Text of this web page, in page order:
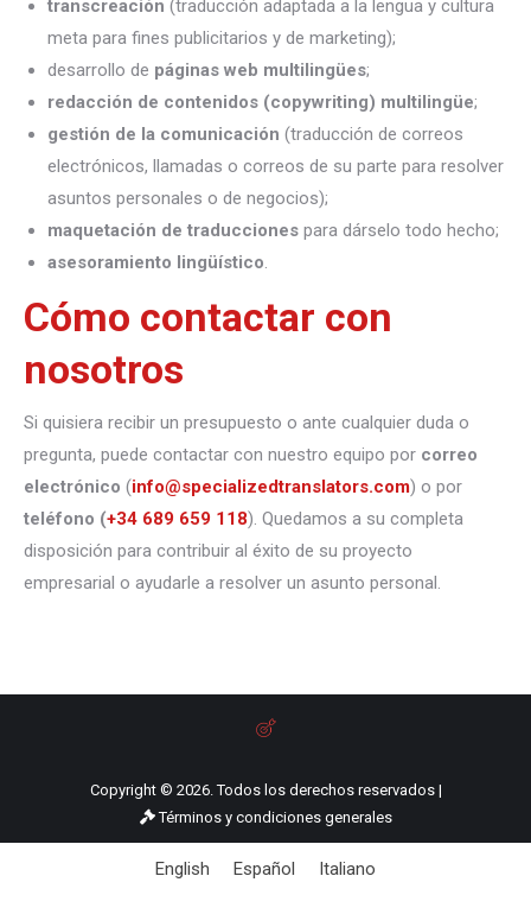
transcreación (traducción adaptada a la lengua y cultura
meta para fines publicitarios y de marketing);
desarrollo de páginas web multilingües;
redacción de contenidos (copywriting) multilingüe;
gestión de la comunicación (traducción de correos
electrónicos, llamadas o correos de su parte para resolver
asuntos personales o de negocios);
maquetación de traducciones para dárselo todo hecho;
asesoramiento lingüístico.
Cómo contactar con
nosotros
Si quisiera recibir un presupuesto o ante cualquier duda o
pregunta, puede contactar con nuestro equipo por correo
electrónico (info@specializedtranslators.com) o por
teléfono (+34 689 659 118). Quedamos a su completa
disposición para contribuir al éxito de su proyecto
empresarial o ayudarle a resolver un asunto personal.
Copyright © 2026. Todos los derechos reservados |
Términos y condiciones generales
English Español Italiano